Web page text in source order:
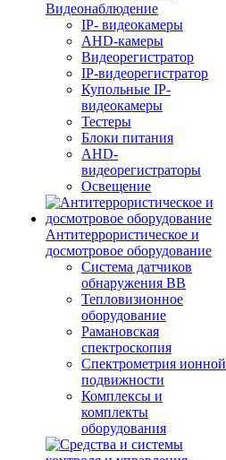
Видеонаблюдение
IP- видеокамеры
AHD-камеры
Видеорегистратор
IP-видеорегистратор
Купольные IP-
видеокамеры
Тестеры
Блоки питания
AHD-
видеорегистраторы
Освещение
Антитеррористическое и
досмотровое оборудование
Cистема датчиков
обнаружения ВВ
Тепловизионное
оборудование
Рамановская
спектроскопия
Спектрометрия ионной
подвижности
Комплексы и
комплекты
оборудования